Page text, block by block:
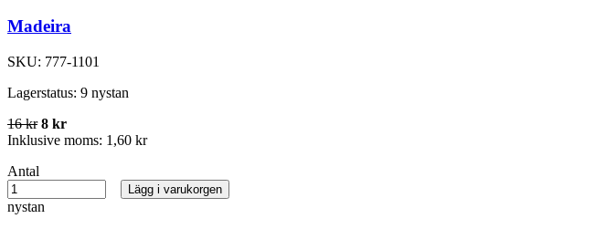
Madeira
SKU: 777-1101
Lagerstatus: 9 nystan
16 kr 8 kr
Inklusive moms: 1,60 kr
Antal
nystan
Lägg i varukorgen